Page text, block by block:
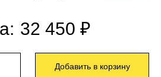
32 450 ₽
Добавить в корзину